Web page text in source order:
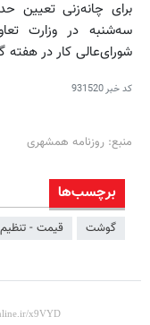
سه‌شنبه در وزارت
شورای‌عالی کار در
کد خبر931520
منبع: روزنامه همشهری
برچسب‌ها
گوشت قیمت - تنظیم